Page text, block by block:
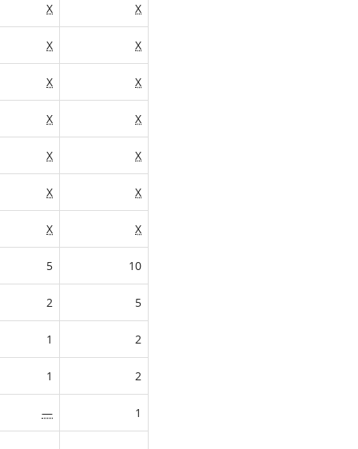
X X
X X
X X
X X
X X
X X
X X
5 10
2 5
1 2
1 2
— 1